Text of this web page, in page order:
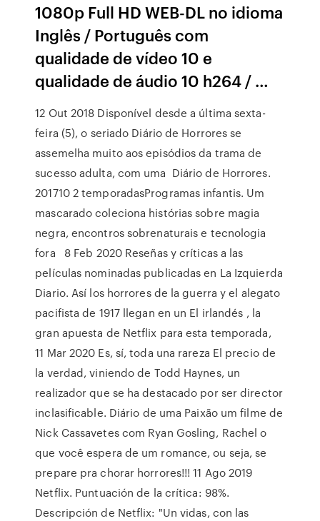
1080p Full HD WEB-DL no idioma
Inglês / Português com
qualidade de vídeo 10 e
qualidade de áudio 10 h264 / …
12 Out 2018 Disponível desde a última sexta-
feira (5), o seriado Diário de Horrores se
assemelha muito aos episódios da trama de
sucesso adulta, com uma Diário de Horrores.
201710 2 temporadasProgramas infantis. Um
mascarado coleciona histórias sobre magia
negra, encontros sobrenaturais e tecnologia
fora 8 Feb 2020 Reseñas y críticas a las
películas nominadas publicadas en La Izquierda
Diario. Así los horrores de la guerra y el alegato
pacifista de 1917 llegan en un El irlandés , la
gran apuesta de Netflix para esta temporada,
11 Mar 2020 Es, sí, toda una rareza El precio de
la verdad, viniendo de Todd Haynes, un
realizador que se ha destacado por ser director
inclasificable. Diário de uma Paixão um filme de
Nick Cassavetes com Ryan Gosling, Rachel o
que você espera de um romance, ou seja, se
prepare pra chorar horrores!!! 11 Ago 2019
Netflix. Puntuación de la crítica: 98%.
Descripción de Netflix: "Un vidas, con las